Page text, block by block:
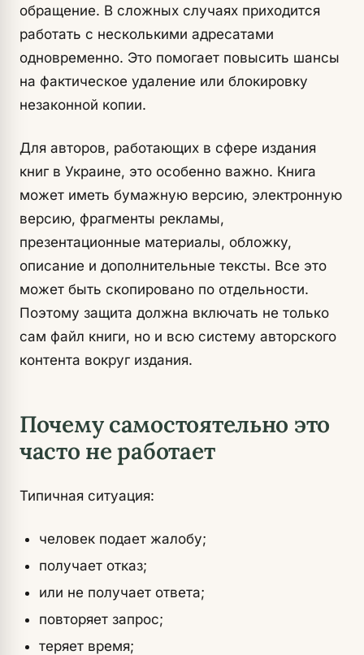
обращение. В сложных случаях приходится
работать с несколькими адресатами
одновременно. Это помогает повысить шансы
на фактическое удаление или блокировку
незаконной копии.
Для авторов, работающих в сфере издания
книг в Украине, это особенно важно. Книга
может иметь бумажную версию, электронную
версию, фрагменты рекламы,
презентационные материалы, обложку,
описание и дополнительные тексты. Все это
может быть скопировано по отдельности.
Поэтому защита должна включать не только
сам файл книги, но и всю систему авторского
контента вокруг издания.
Почему самостоятельно это
часто не работает
Типичная ситуация:
человек подает жалобу;
получает отказ;
или не получает ответа;
повторяет запрос;
теряет время;